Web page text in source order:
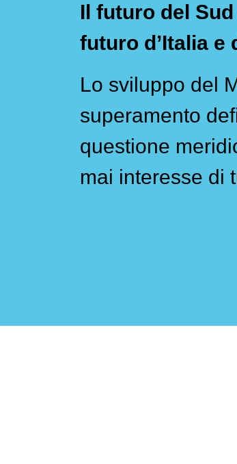
Il futuro del
futuro d’Italia e
Lo sviluppo del
superamento
questione
mai interesse di